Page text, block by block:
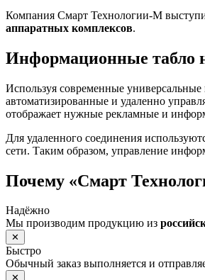
Компания Смарт Технологии-М
аппаратных комплексов.
Информационные табло
Используя современные
автоматизированные и удаленно
отображает нужные рекламные и
Для удаленного соединения
сети. Таким образом, управление
Почему «Смарт
Надёжно
Мы производим продукцию из
✕
Быстро
Обычный заказ выполняется и
✕